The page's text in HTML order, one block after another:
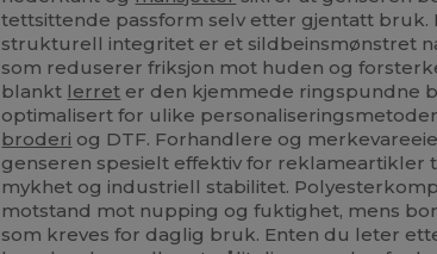
tettsittende passform selv etter gjentatt bruk.
strukturell integritet er et sildbeinsmønstret
som reduserer friksjon mot huden og
blankt lerret er den kjemmede ringspundne
optimalisert for ulike
broderi og DTF. Forhandlere og
genseren spesielt effektiv for reklameartikler
mykhet og industriell stabilitet.
motstand mot nupping og fuktighet, mens
som kreves for daglig bruk. Enten du leter